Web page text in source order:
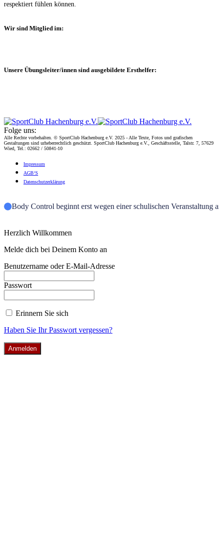
respektiert fühlen können.
Wir sind Mitglied im:
Unsere Übungsleiter/innen sind ausgebildete Ersthelfer:
Folge uns:
Alle Rechte vorbehalten. © SportClub Hachenburg e.V. 2025 - Alle Texte, Fotos und grafischen
Gestaltungen sind urheberrechtlich geschützt. SportClub Hachenburg e.V., Geschäftsstelle, Talstr. 7, 57629
Wied, Tel.: 02662 / 50841-10
Impres­sum
AGB‘S
Daten­schutz­er­klä­rung
Body Control beginnt erst wegen einer schulischen Veranstaltung
Herzlich Willkommen
Melde dich bei Deinem Konto an
Benutzername oder E-Mail-Adresse
Passwort
Erinnern Sie sich
Haben Sie Ihr Passwort vergessen?